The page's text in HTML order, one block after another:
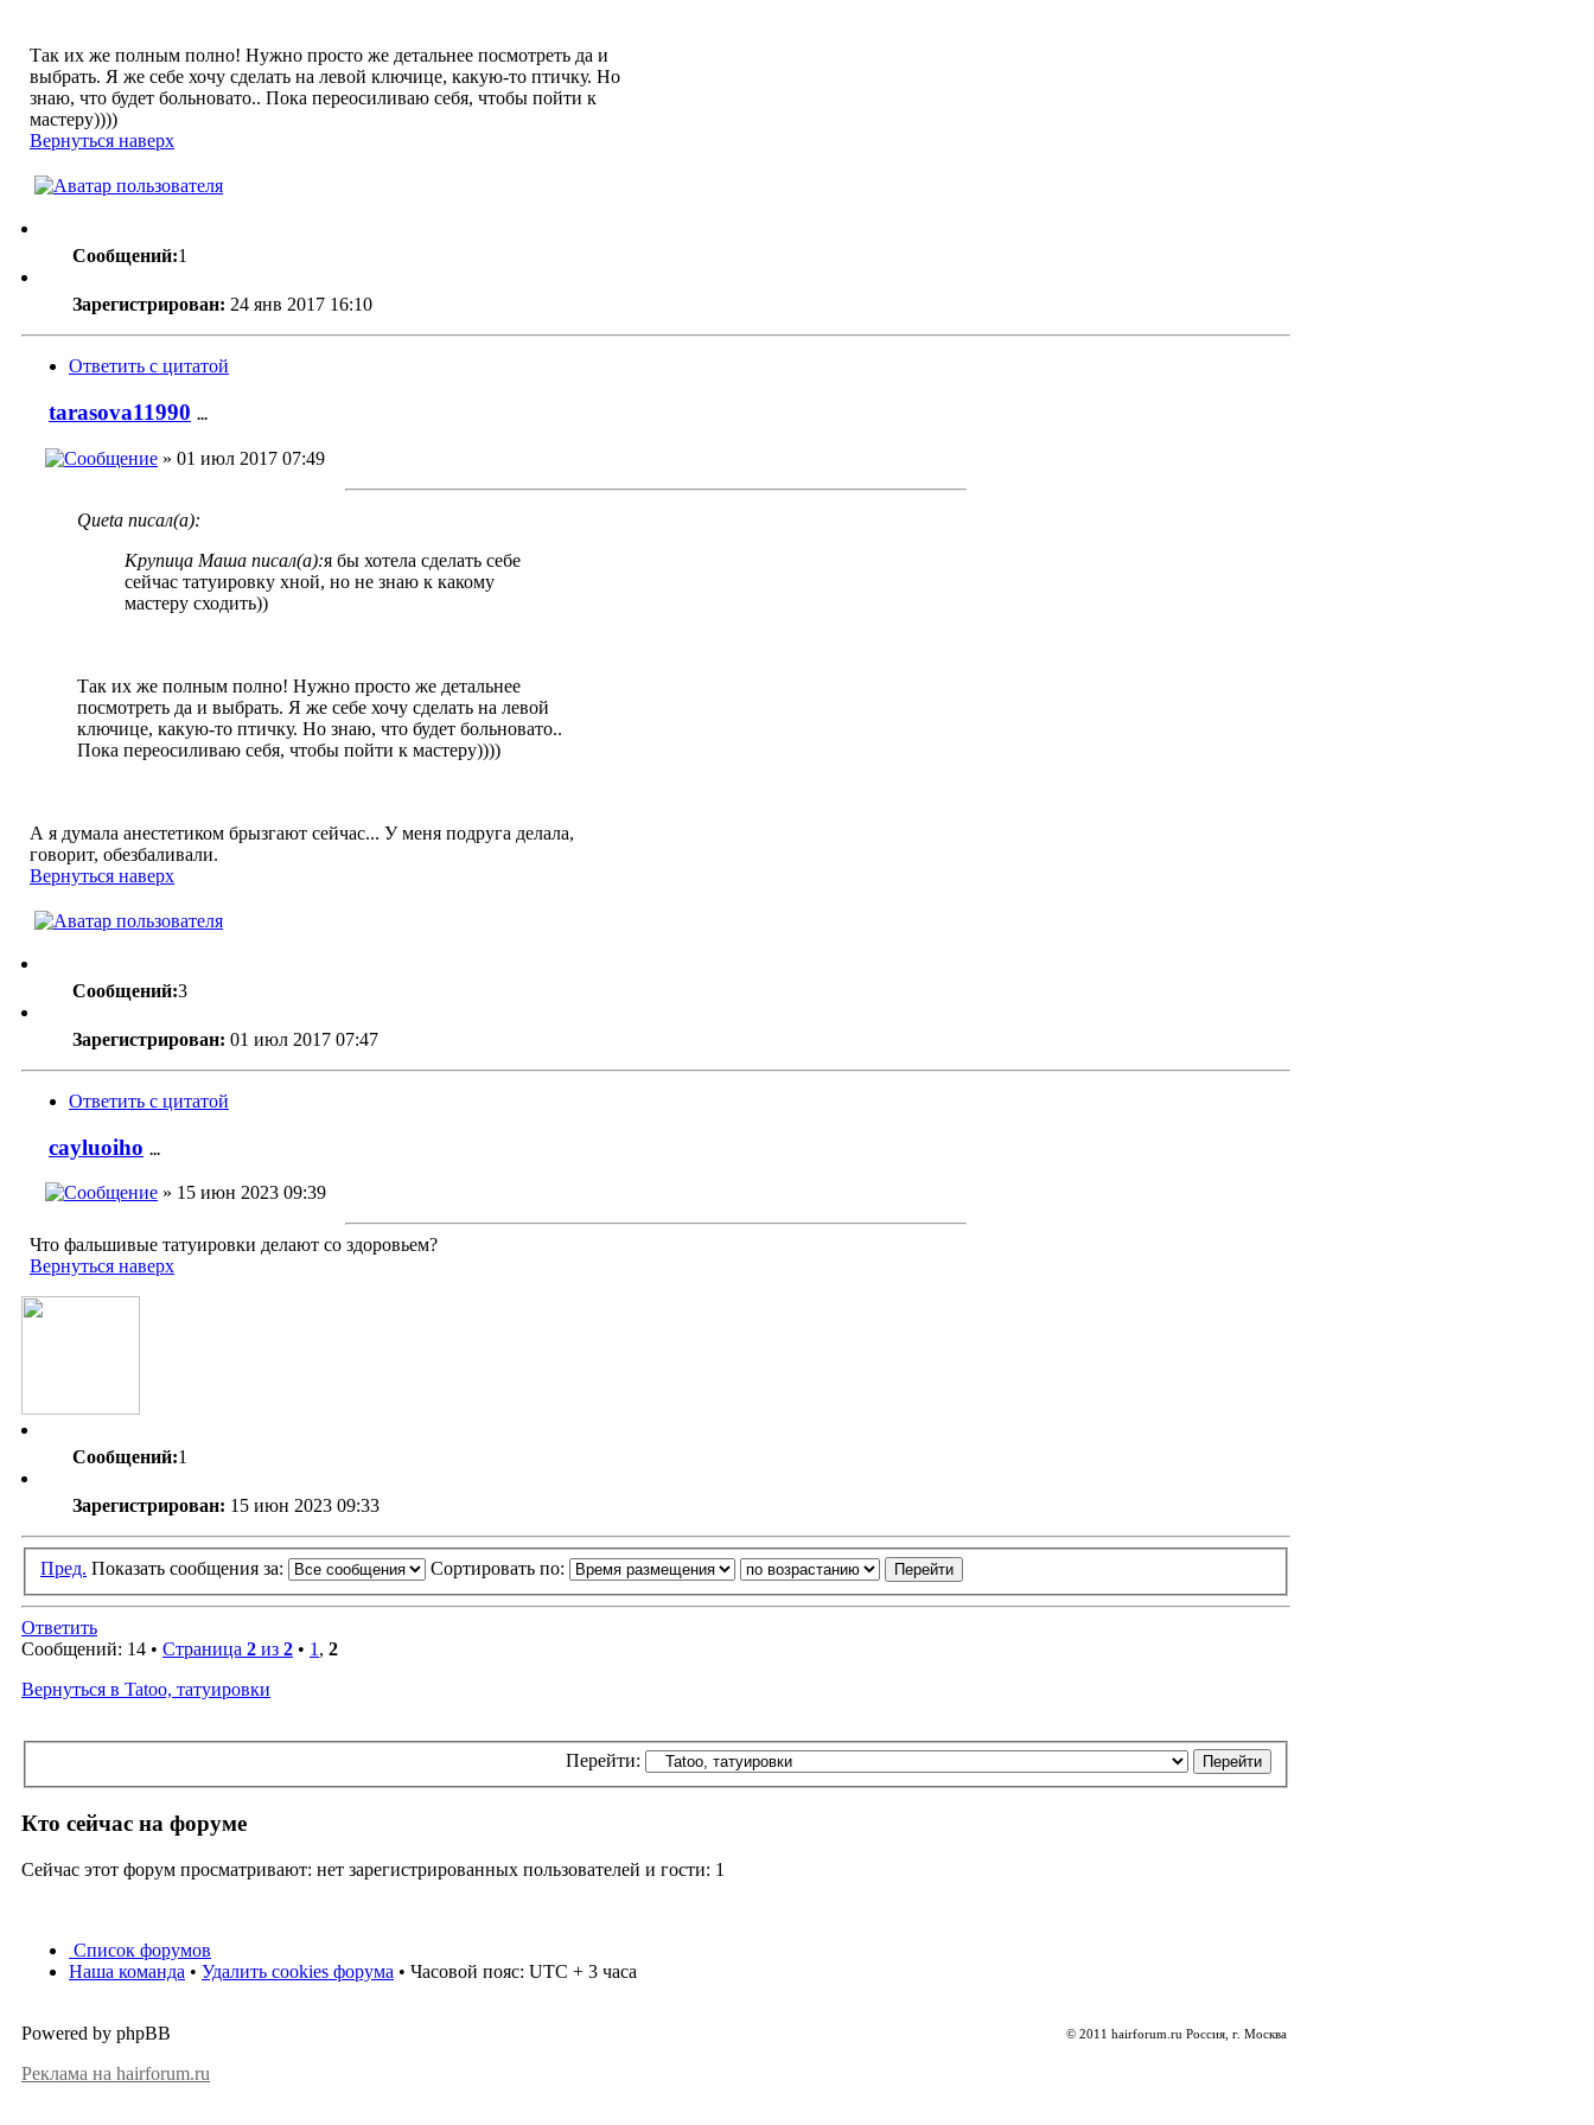
Так их же полным полно! Нужно просто же детальнее посмотреть да и
выбрать. Я же себе хочу сделать на левой ключице, какую-то птичку. Но
знаю, что будет больновато.. Пока переосиливаю себя, чтобы пойти к
мастеру))))
Вернуться наверх
Сообщений:1
Зарегистрирован: 24 янв 2017 16:10
Ответить с цитатой
tarasova11990 ...
» 01 июл 2017 07:49
Queta писал(а):
Крупица Маша писал(а):я бы хотела сделать себе
сейчас татуировку хной, но не знаю к какому
мастеру сходить))
Так их же полным полно! Нужно просто же детальнее
посмотреть да и выбрать. Я же себе хочу сделать на левой
ключице, какую-то птичку. Но знаю, что будет больновато..
Пока переосиливаю себя, чтобы пойти к мастеру))))
А я думала анестетиком брызгают сейчас... У меня подруга делала,
говорит, обезбаливали.
Вернуться наверх
Сообщений:3
Зарегистрирован: 01 июл 2017 07:47
Ответить с цитатой
cayluoiho ...
» 15 июн 2023 09:39
Что фальшивые татуировки делают со здоровьем?
Вернуться наверх
Сообщений:1
Зарегистрирован: 15 июн 2023 09:33
Пред. Показать сообщения за: Сортировать по:
Ответить
Сообщений: 14 • Страница 2 из 2 • 1 , 2
Вернуться в Tatoo, татуировки
Перейти:
Кто сейчас на форуме
Сейчас этот форум просматривают: нет зарегистрированных пользователей и гости: 1
Список форумов
Наша команда • Удалить cookies форума • Часовой пояс: UTC + 3 часа
Powered by phpBB © 2011 hairforum.ru Россия, г. Москва
Реклама на hairforum.ru